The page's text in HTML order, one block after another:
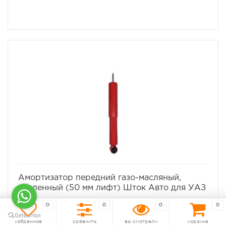
Амортизатор передний газо-масляный,
усиленный (50 мм лифт) Шток Авто для УАЗ
3162
0
избранное
0
сравнить
0
вы смотрели
0
корзина